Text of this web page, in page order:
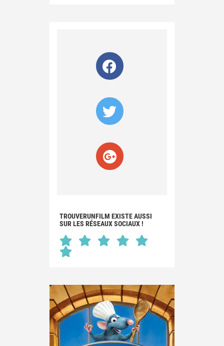
TROUVERUNFILM EXISTE AUSSI
SUR LES RÉSEAUX SOCIAUX !